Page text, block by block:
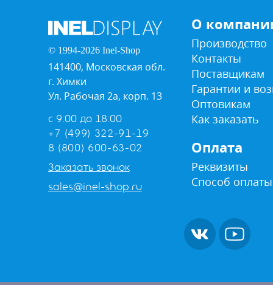
© 1994-2026 Inel-Shop
141400, Московская обл.
г. Химки
Ул. Рабочая 2а, корп. 13
с 9:00 до 18:00
+7 (499) 322-91-19
8 (800) 600-63-02
Заказать звонок
sales@inel-shop.ru
О
Производство
Контакты
Поставщикам
Гарантии и
Оптовикам
Как заказать
Оплата
Реквизиты
Способ оплаты